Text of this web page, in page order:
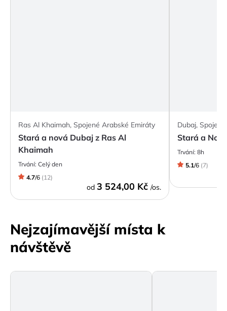
Ras Al Khaimah, Spojené Arabské Emiráty
Stará a nová Dubaj z Ras Al
Khaimah
Trvání: Celý den
4.7/6 (12)
od 3 524,00 Kč /os.
Dubaj,
Stará a
Trvání: 8h
5.1/6 (7)
Nejzajímavější místa k
návštěvě